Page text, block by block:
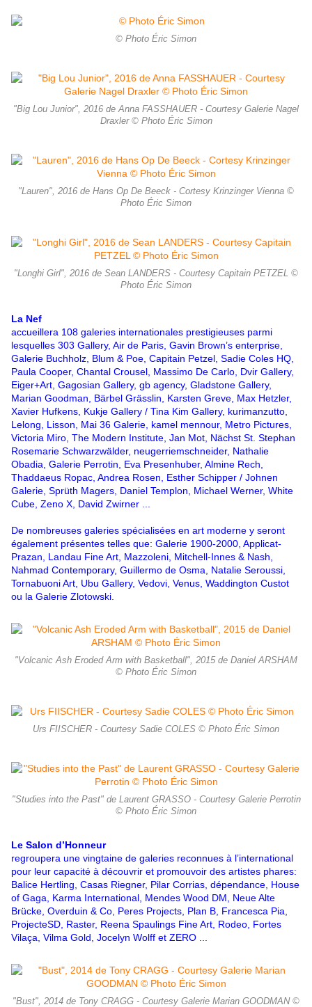
© Photo Éric Simon
"Big Lou Junior", 2016 de Anna FASSHAUER - Courtesy Galerie Nagel
Draxler © Photo Éric Simon
"Lauren", 2016 de Hans Op De Beeck - Cortesy Krinzinger Vienna ©
Photo Éric Simon
"Longhi Girl", 2016 de Sean LANDERS - Courtesy Capitain PETZEL ©
Photo Éric Simon
La Nef
accueillera 108 galeries internationales prestigieuses parmi
lesquelles 303 Gallery, Air de Paris, Gavin Brown’s enterprise,
Galerie Buchholz, Blum & Poe, Capitain Petzel, Sadie Coles HQ,
Paula Cooper, Chantal Crousel, Massimo De Carlo, Dvir Gallery,
Eiger+Art, Gagosian Gallery, gb agency, Gladstone Gallery,
Marian Goodman, Bärbel Grässlin, Karsten Greve, Max Hetzler,
Xavier Hufkens, Kukje Gallery / Tina Kim Gallery, kurimanzutto,
Lelong, Lisson, Mai 36 Galerie, kamel mennour, Metro Pictures,
Victoria Miro, The Modern Institute, Jan Mot, Nächst St. Stephan
Rosemarie Schwarzwälder, neugerriemschneider, Nathalie
Obadia, Galerie Perrotin, Eva Presenhuber, Almine Rech,
Thaddaeus Ropac, Andrea Rosen, Esther Schipper / Johnen
Galerie, Sprüth Magers, Daniel Templon, Michael Werner, White
Cube, Zeno X, David Zwirner ...
De nombreuses galeries spécialisées en art moderne y seront
également présentes telles que: Galerie 1900-2000, Applicat-
Prazan, Landau Fine Art, Mazzoleni, Mitchell-Innes & Nash,
Nahmad Contemporary, Guillermo de Osma, Natalie Seroussi,
Tornabuoni Art, Ubu Gallery, Vedovi, Venus, Waddington Custot
ou la Galerie Zlotowski.
"Volcanic Ash Eroded Arm with Basketball", 2015 de Daniel ARSHAM
© Photo Éric Simon
Urs FIISCHER - Courtesy Sadie COLES © Photo Éric Simon
"Studies into the Past" de Laurent GRASSO - Courtesy Galerie Perrotin
© Photo Éric Simon
Le Salon d’Honneur
regroupera une vingtaine de galeries reconnues à l’international
pour leur capacité à découvrir et promouvoir des artistes phares:
Balice Hertling, Casas Riegner, Pilar Corrias, dépendance, House
of Gaga, Karma International, Mendes Wood DM, Neue Alte
Brücke, Overduin & Co, Peres Projects, Plan B, Francesca Pia,
ProjecteSD, Raster, Reena Spaulings Fine Art, Rodeo, Fortes
Vilaça, Vilma Gold, Jocelyn Wolff et ZERO ...
"Bust", 2014 de Tony CRAGG - Courtesy Galerie Marian GOODMAN ©